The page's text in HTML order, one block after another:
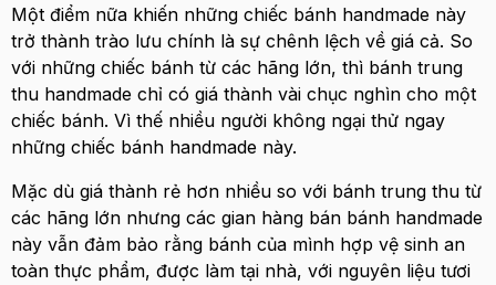
Một điểm nữa khiến những chiếc bánh handmade này
trở thành trào lưu chính là sự chênh lệch về giá cả. So
với những chiếc bánh từ các hãng lớn, thì bánh trung
thu handmade chỉ có giá thành vài chục nghìn cho một
chiếc bánh. Vì thế nhiều người không ngại thử ngay
những chiếc bánh handmade này.
Mặc dù giá thành rẻ hơn nhiều so với bánh trung thu từ
các hãng lớn nhưng các gian hàng bán bánh handmade
này vẫn đảm bảo rằng bánh của mình hợp vệ sinh an
toàn thực phẩm, được làm tại nhà, với nguyên liệu tươi